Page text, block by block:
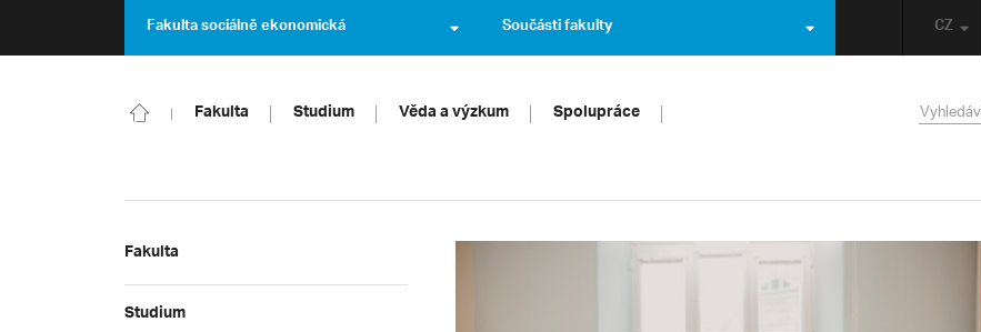
CZ
Fakulta sociálně ekonomická Součásti fakulty
Fakulta Studium Věda a výzkum Spolupráce
Fakulta
Studium